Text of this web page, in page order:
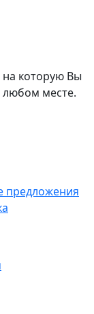
которую Вы
месте.
предложения